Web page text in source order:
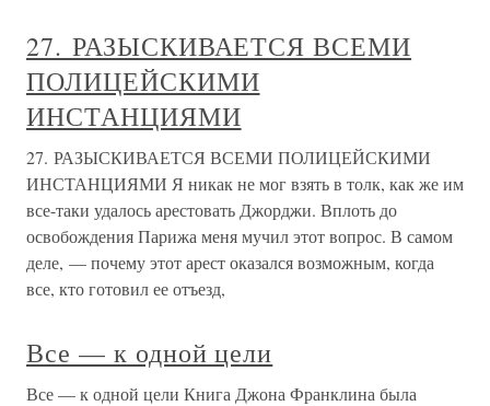
27. РАЗЫСКИВАЕТСЯ ВСЕМИ
ПОЛИЦЕЙСКИМИ
ИНСТАНЦИЯМИ
27. РАЗЫСКИВАЕТСЯ ВСЕМИ ПОЛИЦЕЙСКИМИ
ИНСТАНЦИЯМИ Я никак не мог взять в толк, как же им
все-таки удалось арестовать Джорджи. Вплоть до
освобождения Парижа меня мучил этот вопрос. В самом
деле, — почему этот арест оказался возможным, когда
все, кто готовил ее отъезд,
Все — к одной цели
Все — к одной цели Книга Джона Франклина была